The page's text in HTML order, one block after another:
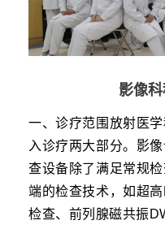
影像
一、诊疗范围放射医
入诊疗两大部分。影
查设备除了满足常规
端的检查技术，如超
检查、前列腺磁共振